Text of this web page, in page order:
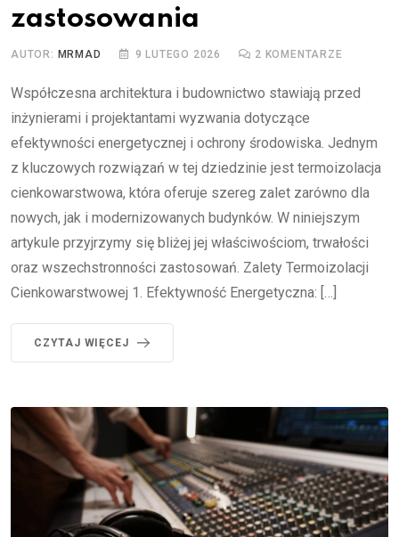
zastosowania
AUTOR: MRMAD 9 LUTEGO 2026 2 KOMENTARZE
Współczesna architektura i budownictwo stawiają przed
inżynierami i projektantami wyzwania dotyczące
efektywności energetycznej i ochrony środowiska. Jednym
z kluczowych rozwiązań w tej dziedzinie jest termoizolacja
cienkowarstwowa, która oferuje szereg zalet zarówno dla
nowych, jak i modernizowanych budynków. W niniejszym
artykule przyjrzymy się bliżej jej właściwościom, trwałości
oraz wszechstronności zastosowań. Zalety Termoizolacji
Cienkowarstwowej 1. Efektywność Energetyczna: […]
CZYTAJ WIĘCEJ